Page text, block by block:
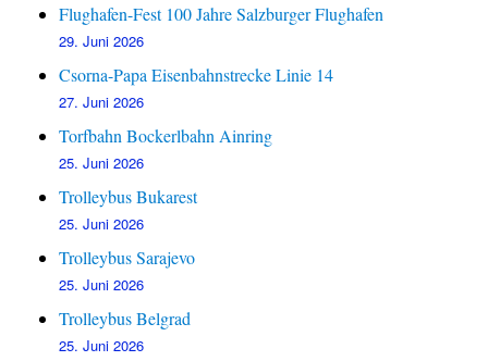
Flughafen-Fest 100 Jahre Salzburger Flughafen
29. Juni 2026
Csorna-Papa Eisenbahnstrecke Linie 14
27. Juni 2026
Torfbahn Bockerlbahn Ainring
25. Juni 2026
Trolleybus Bukarest
25. Juni 2026
Trolleybus Sarajevo
25. Juni 2026
Trolleybus Belgrad
25. Juni 2026